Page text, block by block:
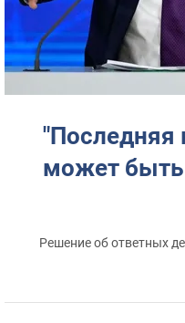
"Последняя
может быть
Решение об ответных